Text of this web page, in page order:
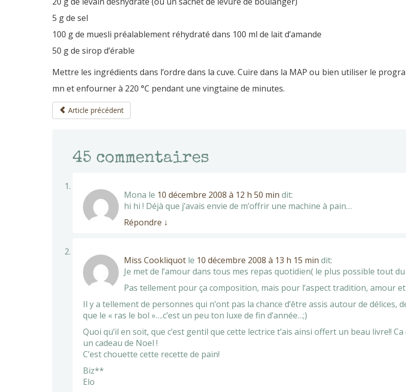
5 g de sel
100 g de muesli préalablement réhydraté dans 100 ml de lait d’amande
50 g de sirop d’érable
Mettre les ingrédients dans l’ordre dans la cuve. Cuire dans la MAP ou bien utiliser le
mn et enfourner à 220 °C pendant une vingtaine de minutes.
Article précédent
45 commentaires
Mona le 10 décembre 2008 à 12 h 50 min dit:
hi hi ! Déjà que j’avais envie de m’offrir une machine à pain…
Répondre ↓
Miss Cookliquot le 10 décembre 2008 à 13 h 15 min dit:
Je met de l’amour dans tous mes repas quotidien( le plus possible tout
Pas tellement pour ça composition, mais pour l’aspect tradition, amour
Il y a tellement de personnes qui n’ont pas la chance d’être assis autour de
que le « ras le bol »….c’est un peu ton luxe de fin d’année…;)
Quoi qu’il en soit, que c’est gentil que cette lectrice t’ais ainsi offert un beau livre!!
un cadeau de Noel !
C’est chouette cette recette de pain!
Biz**
Elo